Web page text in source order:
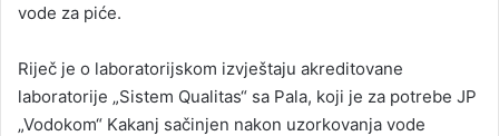
vode za piće.
Riječ je o laboratorijskom izvještaju akreditovane
laboratorije „Sistem Qualitas“ sa Pala, koji je za potrebe JP
„Vodokom“ Kakanj sačinjen nakon uzorkovanja vode